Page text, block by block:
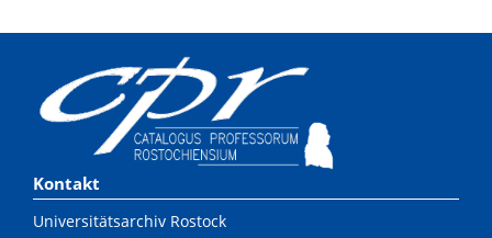
Kontakt
Universitätsarchiv Rostock